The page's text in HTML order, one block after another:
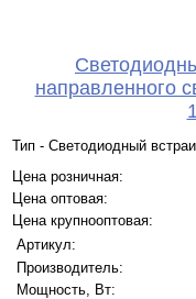
направленного
Тип - Светодиодный
Цена розничная:
Цена оптовая:
Цена крупнооптовая:
Артикул:
Производитель:
Мощность, Вт: